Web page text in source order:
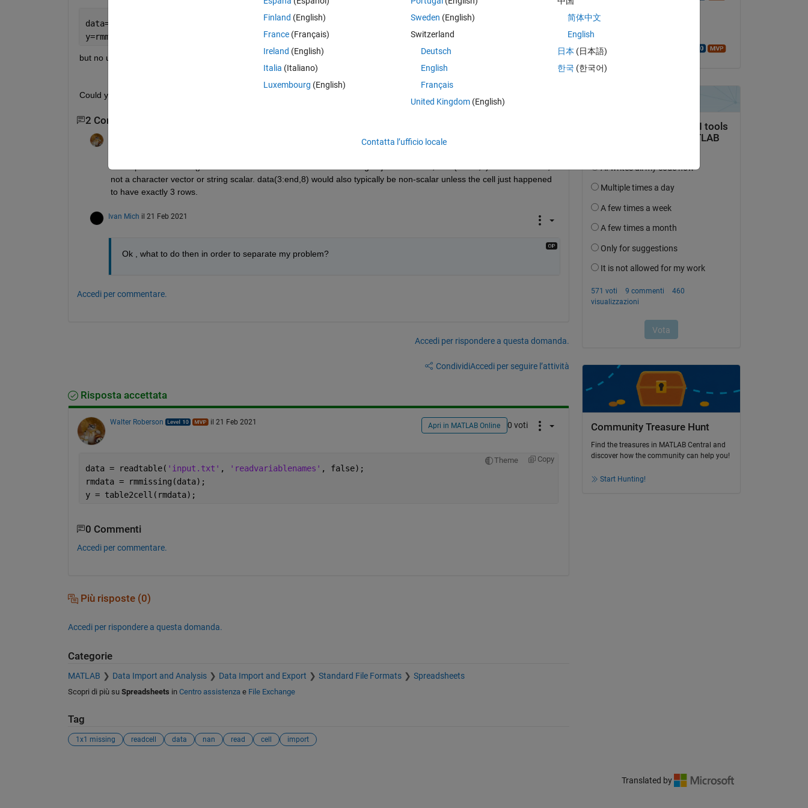
data=readcell(
y=rmmissing(readtable(data(3:end,8)))
but no use.
Could you please help me?
2 Commenti
not a character vector or string scalar. data(3:end,8) would also typically be non-scalar unless the cell just happened
to have exactly 3 rows.
Ivan Mich il 21 Feb 2021
Ok , what to do then in order to separate my problem?
Accedi per commentare.
Accedi per rispondere a questa domanda.
CondividiAccedi per seguire l’attività
Risposta accettata
Walter Roberson il 21 Feb 2021 Apri in MATLAB Online 0 voti
Theme Copy
data = readtable( 'input.txt' , 'readvariablenames' , false);
rmdata = rmmissing(data);
y = table2cell(rmdata);
0 Commenti
Accedi per commentare.
Più risposte (0)
Accedi per rispondere a questa domanda.
Categorie
MATLAB Data Import and Analysis Data Import and Export Standard File Formats Spreadsheets
Scopri di più su Spreadsheets in Centro assistenza e File Exchange
Tag
1x1 missing readcell data nan read cell import
Community Treasure Hunt
Find the treasures in MATLAB Central and
discover how the community can help you!
Start Hunting!
Translated by
Finland (English)
France (Français)
Ireland (English)
Italia (Italiano)
Luxembourg (English)
Sweden (English)
Switzerland
Deutsch
English
Français
United Kingdom(English)
简体中文
English
日本 (日本語)
한국 (한국어)
Contatta l’ufficio locale